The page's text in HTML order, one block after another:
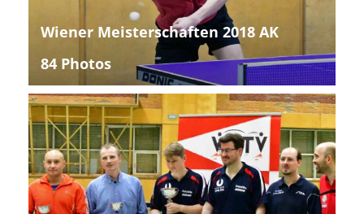
Wiener Meisterschaften 2018 AK
84 Photos